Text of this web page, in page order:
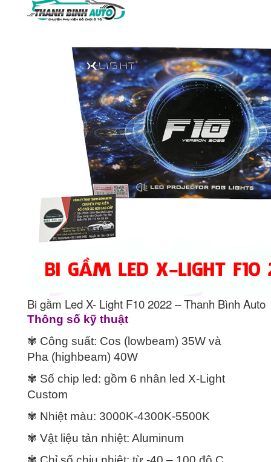
Bi gầm Led X- Light F10 2022 – Thanh Bình Auto
Thông số kỹ thuật
✾ Công suất: Cos (lowbeam) 35W và
Pha (highbeam) 40W
✾ Số chip led: gồm 6 nhân led X-Light
Custom
✾ Nhiệt màu: 3000K-4300K-5500K
✾ Vật liệu tản nhiệt: Aluminum